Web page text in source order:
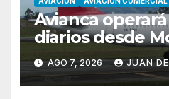
Avianca
diarios desde
Asunción hacia
AGO 7, 2026 JUAN